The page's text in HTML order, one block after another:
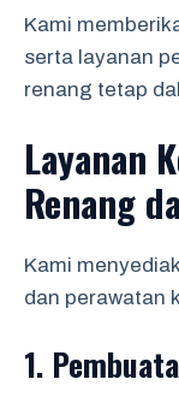
Kami
serta layanan
renang tetap
Layanan
Renang
Kami
dan perawatan
1.